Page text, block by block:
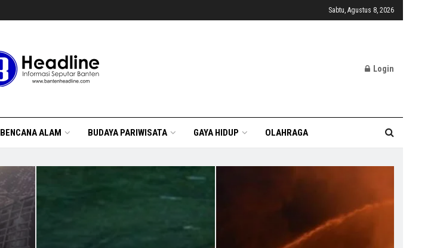
Sabtu, Agustus 8, 2026
Login
BENCANA ALAM BUDAYA PARIWISATA GAYA HIDUP OLAHRAGA